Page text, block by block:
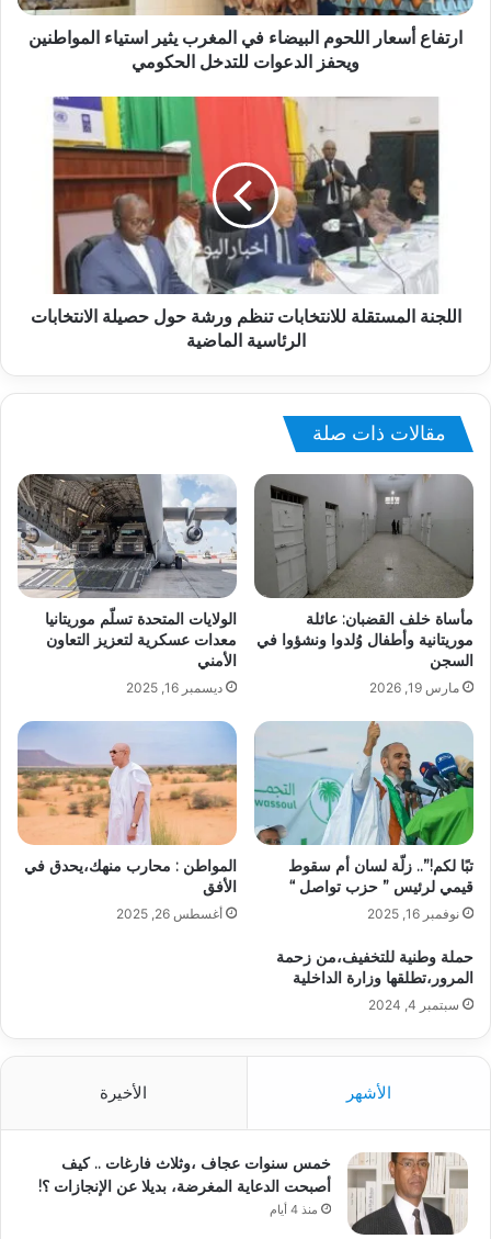
ارتفاع أسعار اللحوم البيضاء في المغرب يثير استياء المواطنين
ويحفز الدعوات للتدخل الحكومي
اللجنة المستقلة للانتخابات تنظم ورشة حول حصيلة الانتخابات
الرئاسية الماضية
مقالات ذات صلة
مأساة خلف القضبان: عائلة
موريتانية وأطفال وُلدوا ونشؤوا في
السجن
مارس 19, 2026
الولايات المتحدة تسلّم موريتانيا
معدات عسكرية لتعزيز التعاون
الأمني
ديسمبر 16, 2025
تبًا لكم!”.. زلّة لسان أم سقوط
قيمي لرئيس ” حزب تواصل “
نوفمبر 16, 2025
المواطن : محارب منهك،يحدق في
الأفق
أغسطس 26, 2025
حملة وطنية للتخفيف،من زحمة
المرور،تطلقها وزارة الداخلية
سبتمبر 4, 2024
الأشهر الأخيرة
خمس سنوات عجاف ،وثلاث فارغات .. كيف
أصبحت الدعاية المغرضة، بديلا عن الإنجازات ؟!
منذ 4 أيام